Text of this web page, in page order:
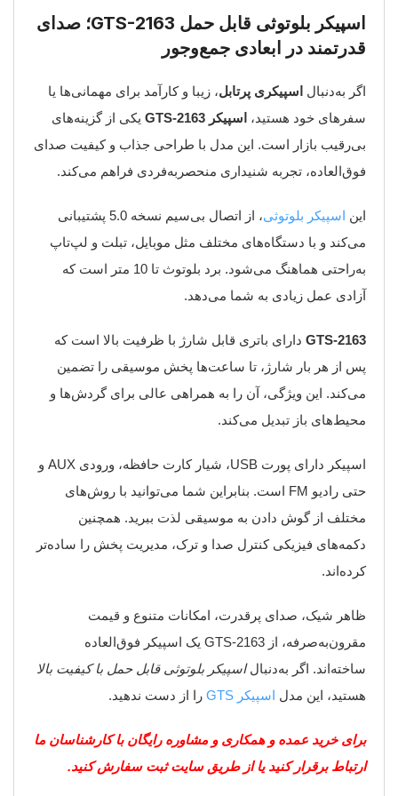
اسپیکر بلوتوثی قابل حمل GTS-2163؛ صدای
قدرتمند در ابعادی جمع‌وجور
اگر به‌دنبال اسپیکری پرتابل، زیبا و کارآمد برای مهمانی‌ها یا
سفرهای خود هستید، اسپیکر GTS-2163
یکی از گزینه‌های
بی‌رقیب بازار است. این مدل با طراحی جذاب و کیفیت صدای
فوق‌العاده، تجربه شنیداری منحصربه‌فردی فراهم می‌کند.
این اسپیکر بلوتوثی
، از اتصال بی‌سیم نسخه 5.0 پشتیبانی
می‌کند و با دستگاه‌های مختلف مثل موبایل، تبلت و لپ‌تاپ
به‌راحتی هماهنگ می‌شود. برد بلوتوث تا 10 متر است که
آزادی عمل زیادی به شما می‌دهد.
GTS-2163 دارای باتری قابل شارژ با ظرفیت بالا است که
پس از هر بار شارژ، تا ساعت‌ها پخش موسیقی را تضمین
می‌کند. این ویژگی، آن را به همراهی عالی برای گردش‌ها و
محیط‌های باز تبدیل می‌کند.
اسپیکر دارای پورت USB، شیار کارت حافظه، ورودی AUX و
حتی رادیو FM است. بنابراین شما می‌توانید با روش‌های
مختلف از گوش دادن به موسیقی لذت ببرید. همچنین
دکمه‌های فیزیکی کنترل صدا و ترک، مدیریت پخش را ساده‌تر
کرده‌اند.
ظاهر شیک، صدای پرقدرت، امکانات متنوع و قیمت
مقرون‌به‌صرفه، از GTS-2163 یک اسپیکر فوق‌العاده
ساخته‌اند. اگر به‌دنبالاسپیکر بلوتوثی قابل حمل با کیفیت بالا
هستید، این مدل اسپیکر GTS را از دست ندهید.
برای خرید عمده و همکاری و مشاوره رایگان با کارشناسان ما
ارتباط برقرار کنید یا از طریق سایت ثبت سفارش کنید.